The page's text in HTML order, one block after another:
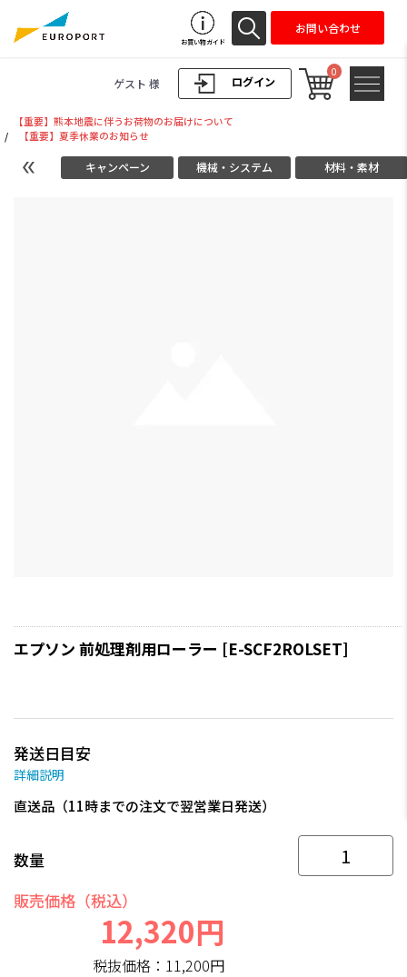
ログイン
ゲスト 様
0
お買い物ガイド
お問い合わせ
【重要】熊本地震に伴うお荷物のお届けについて
/
【重要】夏季休業のお知らせ
キャンペーン 機械・システム 材料・素材
エプソン 前処理剤用ローラー [E-SCF2ROLSET]
発送日目安
詳細説明
直送品（11時までの注文で翌営業日発送）
数量
販売価格（税込）
12,320円
税抜価格： 11,200円